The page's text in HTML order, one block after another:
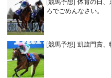
[競馬予想] 体育の日
ろでごめんなさい。
[競馬予想] 凱旋門賞